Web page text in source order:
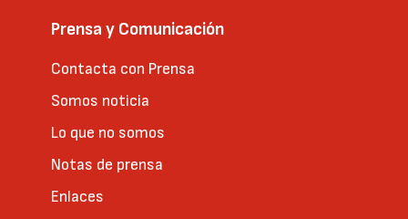
Prensa y Comunicación
Contacta con Prensa
Somos noticia
Lo que no somos
Notas de prensa
Enlaces